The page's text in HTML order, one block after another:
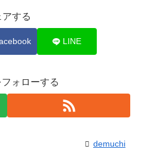
アする
LINE
ォローする
demuchi